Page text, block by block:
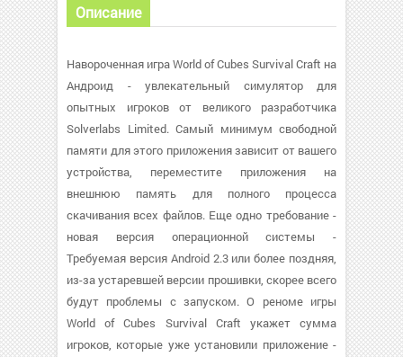
Описание
Навороченная игра World of Cubes Survival Craft на
Андроид - увлекательный симулятор для
опытных игроков от великого разработчика
Solverlabs Limited. Самый минимум свободной
памяти для этого приложения зависит от вашего
устройства, переместите приложения на
внешнюю память для полного процесса
скачивания всех файлов. Еще одно требование -
новая версия операционной системы -
Требуемая версия Android 2.3 или более поздняя,
из-за устаревшей версии прошивки, скорее всего
будут проблемы с запуском. О реноме игры
World of Cubes Survival Craft укажет сумма
игроков, которые уже установили приложение -